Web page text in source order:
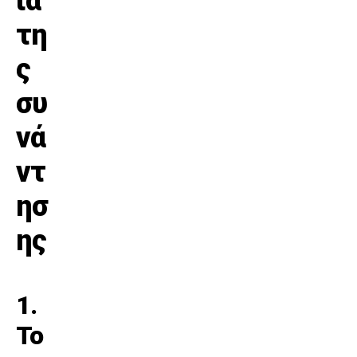
τη
ς
συ
νά
ντ
ησ
ης
1.
Το